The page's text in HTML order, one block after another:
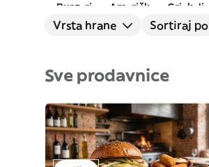
Burgeri Američka Grickalice
Vrsta hrane Sortiraj po
Sve prodavnice